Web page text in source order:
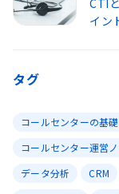
イン
タグ
コールセンターの基
コールセンター運営
データ分析
CRM